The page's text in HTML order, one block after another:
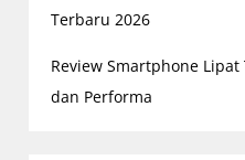
Terbaru 2026
Review Smartphone
dan Performa